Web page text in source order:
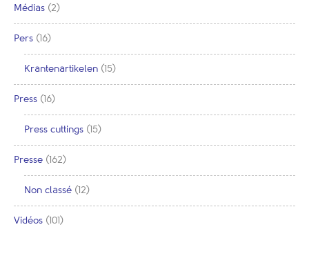
Médias (2)
Pers (16)
Krantenartikelen (15)
Press (16)
Press cuttings (15)
Presse (162)
Non classé (12)
Vidéos (101)